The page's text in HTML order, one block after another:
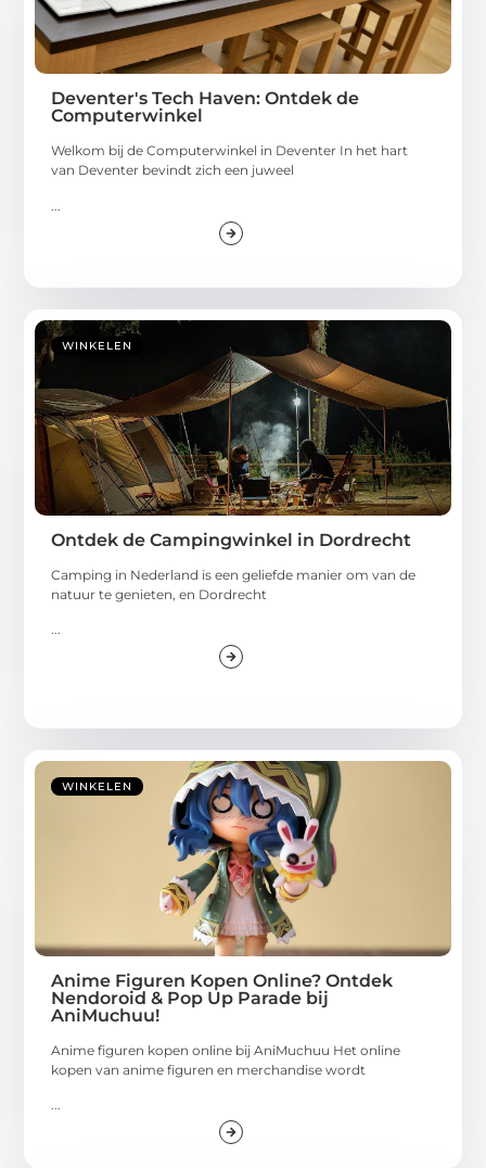
Deventer's Tech Haven: Ontdek de
Computerwinkel
Welkom bij de Computerwinkel in Deventer In het hart
van Deventer bevindt zich een juweel
WINKELEN
Ontdek de Campingwinkel in Dordrecht
Camping in Nederland is een geliefde manier om van de
natuur te genieten, en Dordrecht
...
WINKELEN
Anime Figuren Kopen Online? Ontdek
Nendoroid & Pop Up Parade bij
AniMuchuu!
Anime figuren kopen online bij AniMuchuu Het online
kopen van anime figuren en merchandise wordt
...